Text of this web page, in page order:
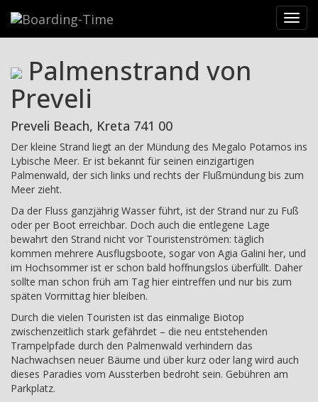
>
Preveli>Palmenstrand von Preveli
Palmenstrand von
Preveli
Preveli Beach, Kreta 741 00
Der kleine Strand liegt an der Mündung des Megalo Potamos ins
Lybische Meer. Er ist bekannt für seinen einzigartigen
Palmenwald, der sich links und rechts der Flußmündung bis zum
Meer zieht.
Da der Fluss ganzjährig Wasser führt, ist der Strand nur zu Fuß
oder per Boot erreichbar. Doch auch die entlegene Lage
bewahrt den Strand nicht vor Touristenströmen: täglich
kommen mehrere Ausflugsboote, sogar von Agia Galini her, und
im Hochsommer ist er schon bald hoffnungslos überfüllt. Daher
sollte man schon früh am Tag hier eintreffen und nur bis zum
späten Vormittag hier bleiben.
Durch die vielen Touristen ist das einmalige Biotop
zwischenzeitlich stark gefährdet – die neu entstehenden
Trampelpfade durch den Palmenwald verhindern das
Nachwachsen neuer Bäume und über kurz oder lang wird auch
dieses Paradies vom Aussterben bedroht sein. Gebühren am
Parkplatz.